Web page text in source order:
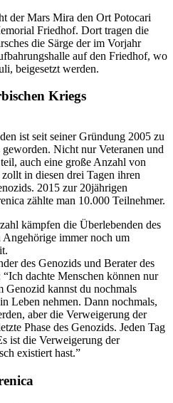
der Mars Mira den Ort Potocari
Friedhof. Dort tragen die
die Särge der im Vorjahr
auf den Friedhof, wo
beigesetzt werden.
Kriegs
ist seit seiner Gründung 2005 zu
Nicht nur Veteranen und
auch eine große Anzahl von
in diesen drei Tagen ihren
2015 zur 20jährigen
zählte man 10.000 Teilnehmer.
kämpfen die Überlebenden des
Angehörige immer noch um
des Genozids und Berater des
dachte Menschen können nur
Genozid kannst du nochmals
Leben nehmen. Dann nochmals,
aber die Verweigerung der
Phase des Genozids. Jeden Tag
ist die Verweigerung der
existiert hast.”